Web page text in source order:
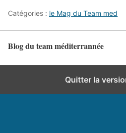
Catégories : le Mag du Team med
Blog du team méditerrannée
Quitter la